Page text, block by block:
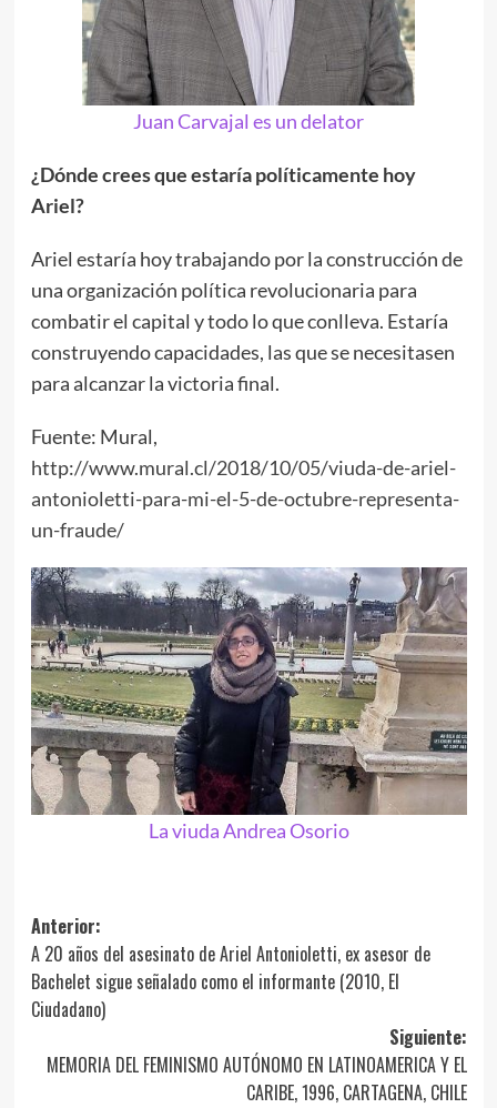
Juan Carvajal es un delator
¿Dónde crees que estaría políticamente hoy
Ariel?
Ariel estaría hoy trabajando por la construcción de
una organización política revolucionaria para
combatir el capital y todo lo que conlleva. Estaría
construyendo capacidades, las que se necesitasen
para alcanzar la victoria final.
Fuente: Mural,
http://www.mural.cl/2018/10/05/viuda-de-ariel-
antonioletti-para-mi-el-5-de-octubre-representa-
un-fraude/
La viuda Andrea Osorio
Navegación
de
entradas
Anterior:
A 20 años del asesinato de Ariel Antonioletti, ex asesor de
Bachelet sigue señalado como el informante (2010, El
Ciudadano)
Siguiente:
MEMORIA DEL FEMINISMO AUTÓNOMO EN LATINOAMERICA Y EL
CARIBE, 1996, CARTAGENA, CHILE